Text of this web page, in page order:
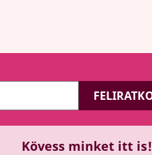
Kövess minket itt is!